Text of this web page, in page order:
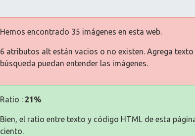
Hemos encontrado 35 imágenes en esta web.
6 atributos alt están vacios o no existen. Agrega
búsqueda puedan entender las imágenes.
Ratio : 21%
Bien, el ratio entre texto y código HTML de esta
ciento.